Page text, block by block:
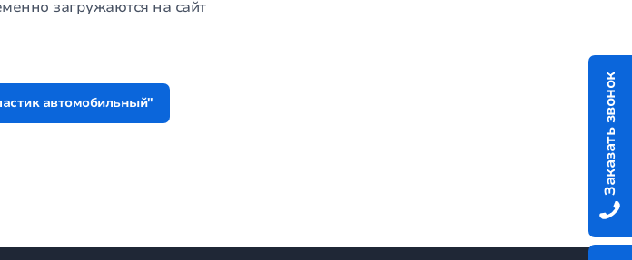
загружаются на сайт
автомобильный" Заказать звонок